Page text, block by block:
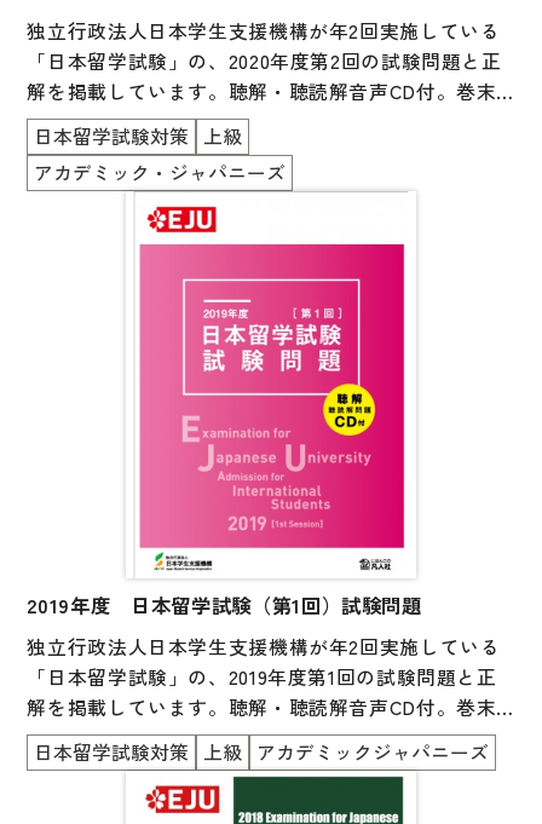
独立行政法人日本学生支援機構が年2回実施している
「日本留学試験」の、2020年度第2回の試験問題と正
解を掲載しています。聴解・聴読解音声CD付。巻末
には参考資料として、試験の実施要項や出題範囲をま
とめたシラバスを掲載しています。
日本留学試験対策
上級
アカデミック・ジャパニーズ
2019年度 日本留学試験（第1回）試験問題
独立行政法人日本学生支援機構が年2回実施している
「日本留学試験」の、2019年度第1回の試験問題と正
解を掲載しています。聴解・聴読解音声CD付。巻末
には参考資料として、試験の実施要項や出題範囲をま
とめたシラバスを掲載しています。
日本留学試験対策 上級 アカデミックジャパニーズ